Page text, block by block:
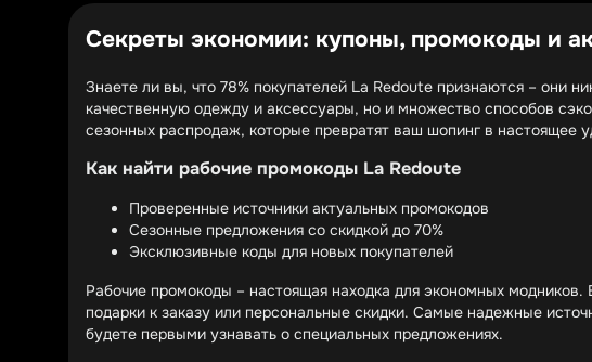
Секреты экономии: купоны, промокоды и
Знаете ли вы, что 78% покупателей La Redoute признаются – они
качественную одежду и аксессуары, но и множество способов
сезонных распродаж, которые превратят ваш шопинг в настоящее
Как найти рабочие промокоды La Redoute
Проверенные источники актуальных промокодов
Сезонные предложения со скидкой до 70%
Эксклюзивные коды для новых покупателей
Рабочие промокоды – настоящая находка для экономных
подарки к заказу или персональные скидки. Самые надежные
будете первыми узнавать о специальных предложениях.